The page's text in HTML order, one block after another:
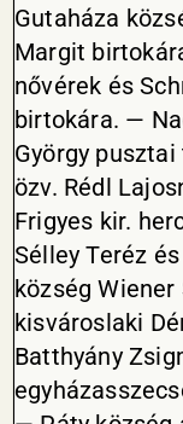
Gutaháza
Margit
nővérek és
birtokára. —
György
özv. Rédl
Frigyes kir.
Sélley Teréz
község
kisvároslaki
Batthyány